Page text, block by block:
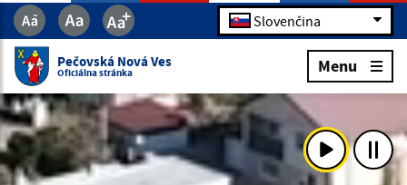
Slovenčina
Pečovská Nová Ves
Oficiálna stránka Menu